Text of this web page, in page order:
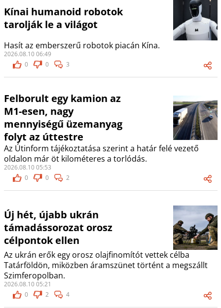
Kínai humanoid robotok
tarolják le a világot
Hasít az emberszerű robotok piacán Kína.
2026.08.10 06:49
0
0 3
Felborult egy kamion az
M1-esen, nagy
mennyiségű üzemanyag
folyt az úttestre
Az Útinform tájékoztatása szerint a határ felé vezető
oldalon már öt kilométeres a torlódás.
2026.08.10 05:53
0
0 2
Új hét, újabb ukrán
támadássorozat orosz
célpontok ellen
Az ukrán erők egy orosz olajfinomítót vettek célba
Tatárföldön, miközben áramszünet történt a megszállt
Szimferopolban.
2026.08.10 05:21
0
2 4